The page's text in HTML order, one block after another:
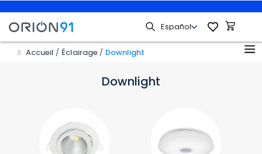
Accueil Éclairage Downlight
Downlight